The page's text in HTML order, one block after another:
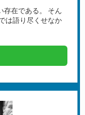
存在である。 そん
は語り尽くせなか